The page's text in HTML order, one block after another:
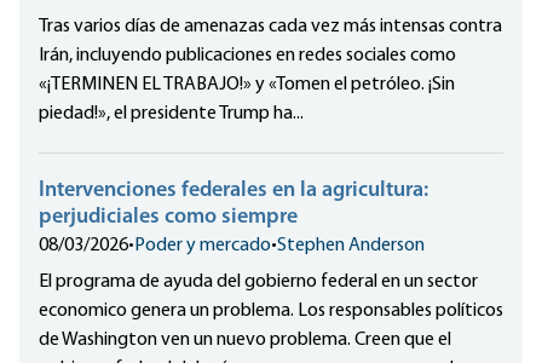
Tras varios días de amenazas cada vez más intensas contra
Irán, incluyendo publicaciones en redes sociales como
«¡TERMINEN EL TRABAJO!» y «Tomen el petróleo. ¡Sin
piedad!», el presidente Trump ha...
Intervenciones federales en la agricultura:
perjudiciales como siempre
08/03/2026• Poder y mercado•Stephen Anderson
El programa de ayuda del gobierno federal en un sector
economico genera un problema. Los responsables políticos
de Washington ven un nuevo problema. Creen que el